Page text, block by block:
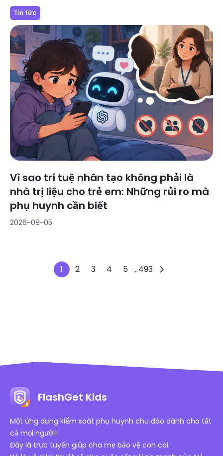
Tin tức
Vì sao trí tuệ nhân tạo không phải là
nhà trị liệu cho trẻ em: Những rủi ro mà
phụ huynh cần biết
2026-08-05
1 2 3 4 5 ...493
FlashGet Kids
Một ứng dụng kiểm soát phụ huynh chu đáo dành cho tất
cả mọi người!
Đây là trực tuyến giúp cha mẹ bảo vệ con cái.